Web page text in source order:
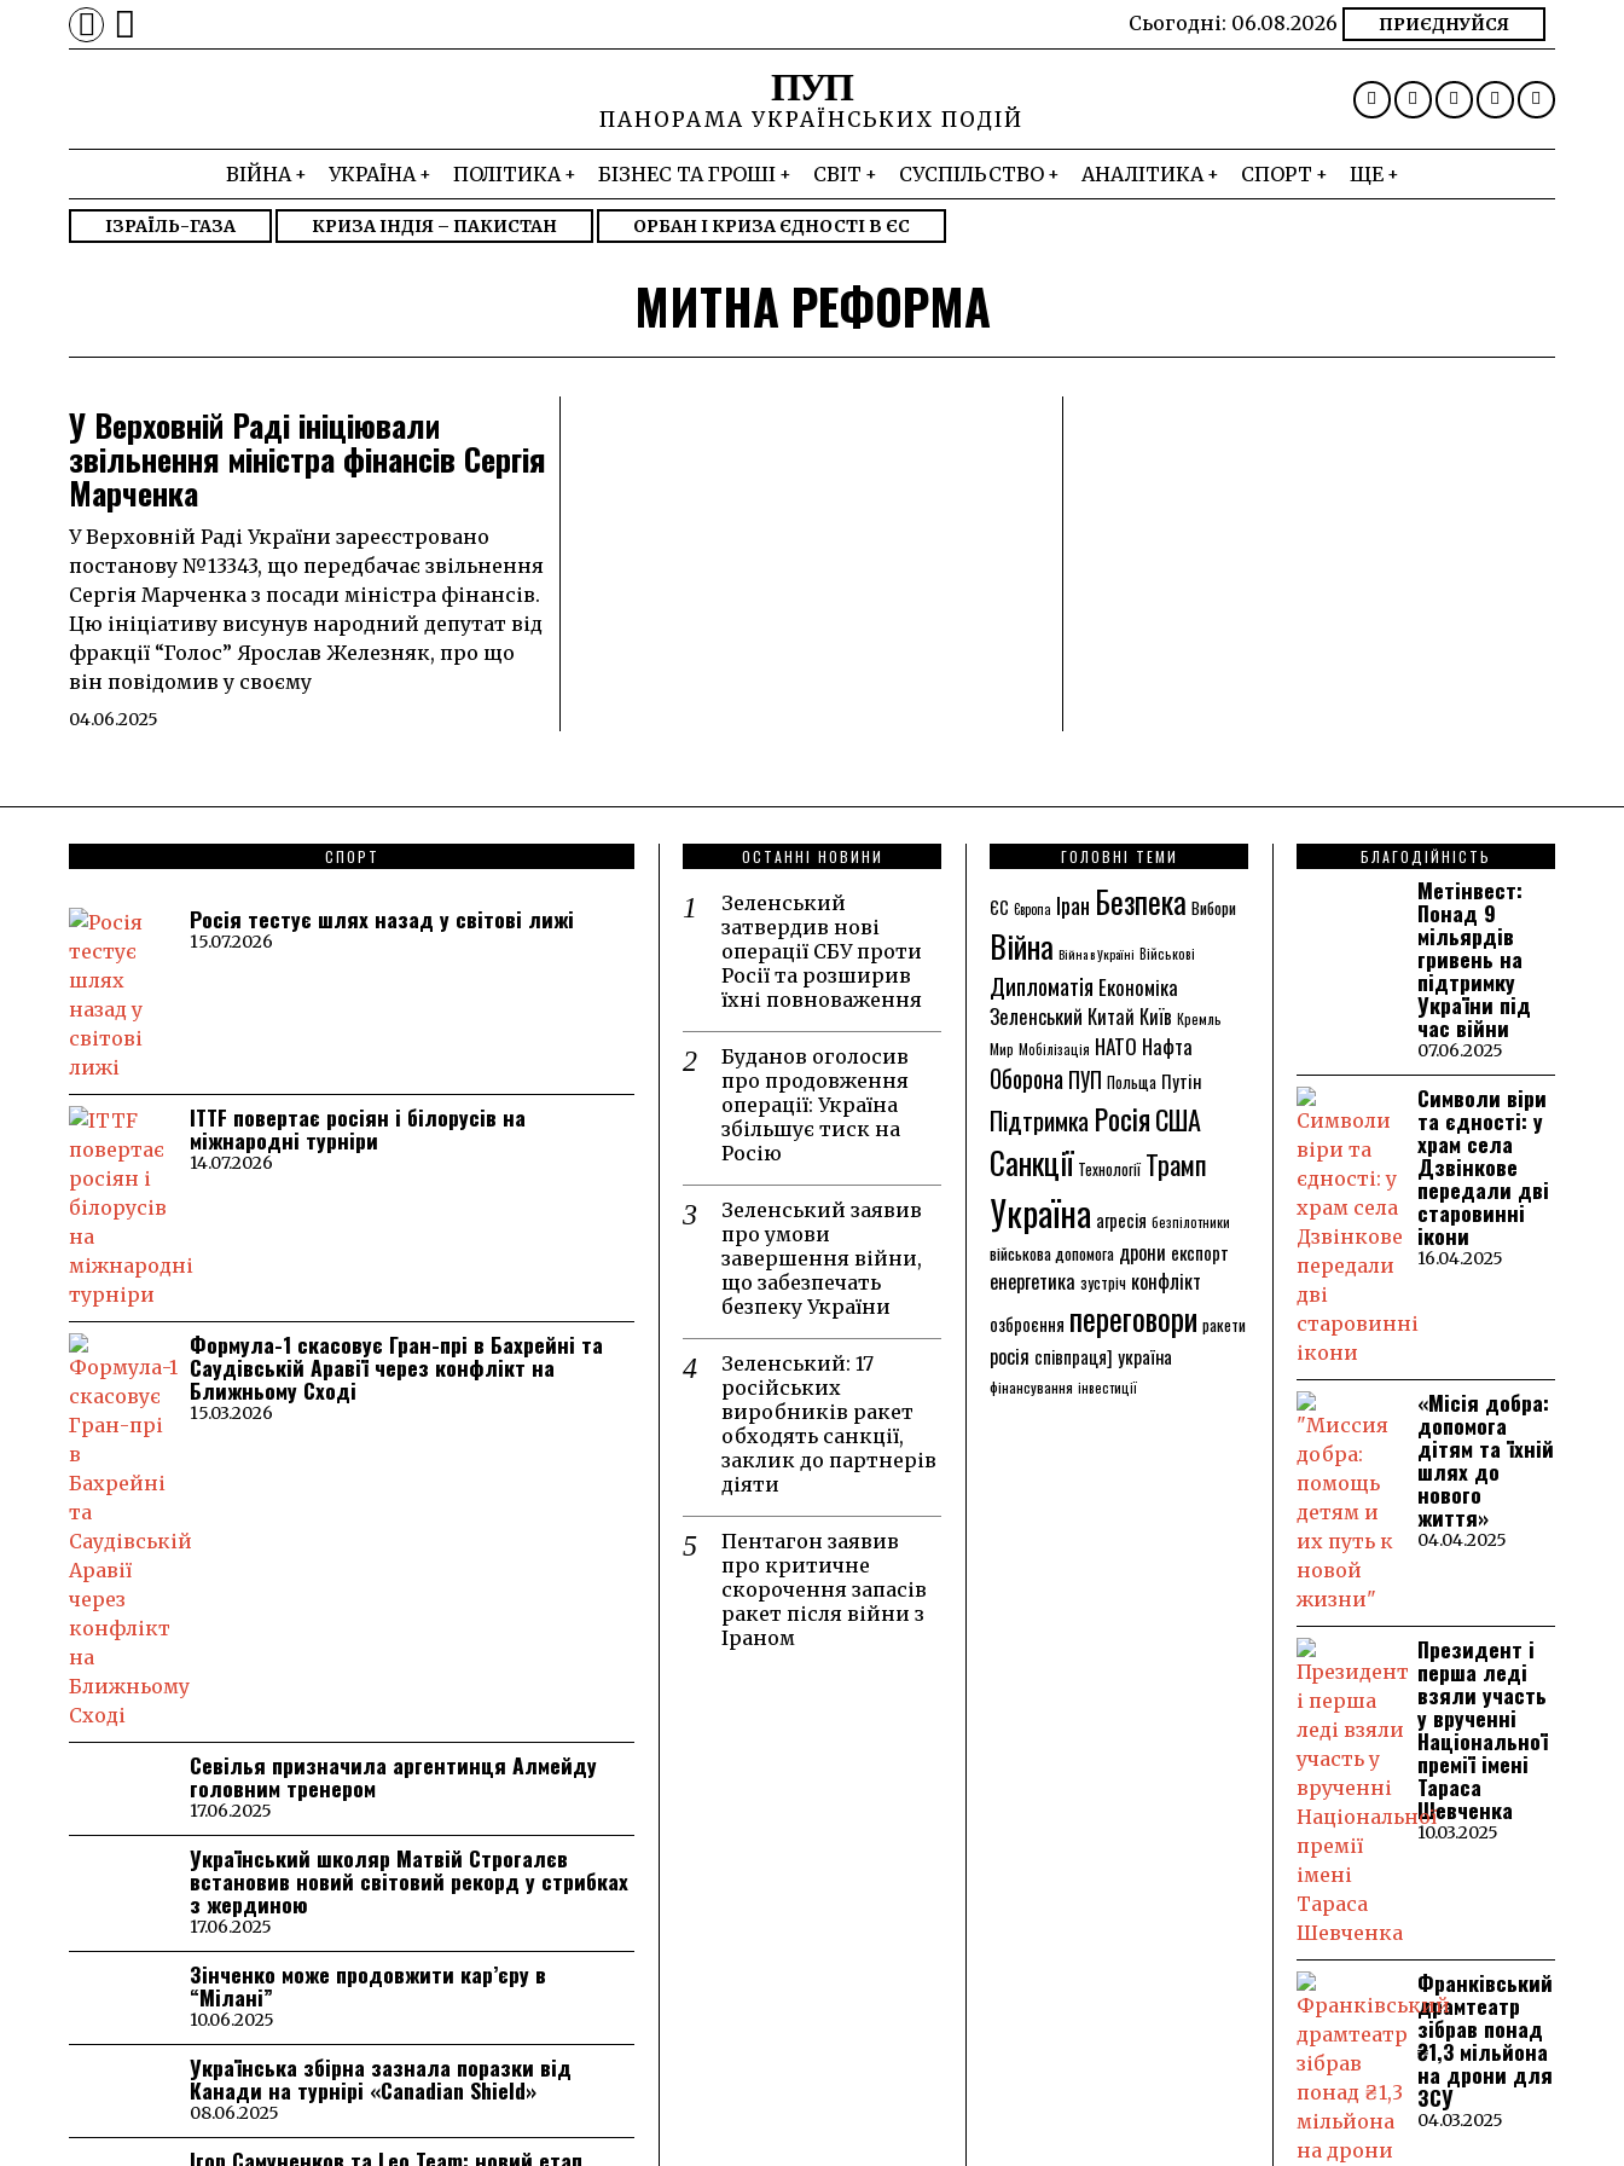
Сьогодні: 06.08.2026 ПРИЄДНУЙСЯ
ПУП
ПАНОРАМА УКРАЇНСЬКИХ ПОДІЙ
ВІЙНА УКРАЇНА ПОЛІТИКА БІЗНЕС ТА ГРОШІ СВІТ СУСПІЛЬСТВО АНАЛІТИКА СПОРТ ЩЕ
ІЗРАЇЛЬ-ГАЗА КРИЗА ІНДІЯ – ПАКИСТАН ОРБАН І КРИЗА ЄДНОСТІ В ЄС
МИТНА РЕФОРМА
У Верховній Раді ініціювали
звільнення міністра фінансів Сергія
Марченка
У Верховній Раді України зареєстровано
постанову №13343, що передбачає звільнення
Сергія Марченка з посади міністра фінансів.
Цю ініціативу висунув народний депутат від
фракції “Голос” Ярослав Железняк, про що
він повідомив у своєму
04.06.2025
СПОРТ
Росія тестує шлях назад у світові лижі
15.07.2026
ITTF повертає росіян і білорусів на
міжнародні турніри
14.07.2026
Формула-1 скасовує Гран-прі в Бахрейні та
Саудівській Аравії через конфлікт на
Ближньому Сході
15.03.2026
Севілья призначила аргентинця Алмейду
головним тренером
17.06.2025
Український школяр Матвій Строгалєв
встановив новий світовий рекорд у стрибках
з жердиною
17.06.2025
Зінченко може продовжити кар’єру в
“Мілані”
10.06.2025
Українська збірна зазнала поразки від
Канади на турнірі «Canadian Shield»
08.06.2025
ОСТАННІ НОВИНИ
Зеленський
затвердив нові
операції СБУ проти
Росії та розширив
їхні повноваження
Буданов оголосив
про продовження
операції: Україна
збільшує тиск на
Росію
Зеленський заявив
про умови
завершення війни,
що забезпечать
безпеку України
Зеленський: 17
російських
виробників ракет
обходять санкції,
заклик до партнерів
діяти
Пентагон заявив
про критичне
скорочення запасів
ракет після війни з
Іраном
ГОЛОВНІ ТЕМИ
ЄС Європа Іран Безпека Вибори
Війна Війна в Україні Військові
Дипломатія Економіка
Зеленський Китай Київ Кремль
Мир Мобілізація НАТО Нафта
ОборонаПУП Польща Путін
Підтримка РосіяСША
Санкції Технології Трамп
Україна агресія безпілотники
військова допомога дрони експорт
енергетика зустріч конфлікт
озброєння переговори ракети
росія співпраця] україна
фінансування інвестиції
БЛАГОДІЙНІСТЬ
Метінвест:
Понад 9
мільярдів
гривень на
підтримку
України під
час війни
07.06.2025
Символи віри
та єдності: у
храм села
Дзвінкове
передали дві
старовинні
ікони
16.04.2025
«Місія добра:
допомога
дітям та їхній
шлях до
нового
життя»
04.04.2025
Президент і
перша леді
взяли участь
у врученні
Національної
премії імені
Тараса
Шевченка
10.03.2025
Франківський
драмтеатр
зібрав понад
₴1,3 мільйона
на дрони для
ЗСУ
04.03.2025